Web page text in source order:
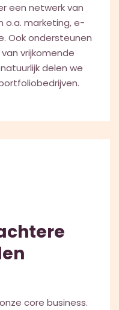
een netwerk van
o.a. marketing, e-
Ook ondersteunen
vrijkomende
delen we
core business.